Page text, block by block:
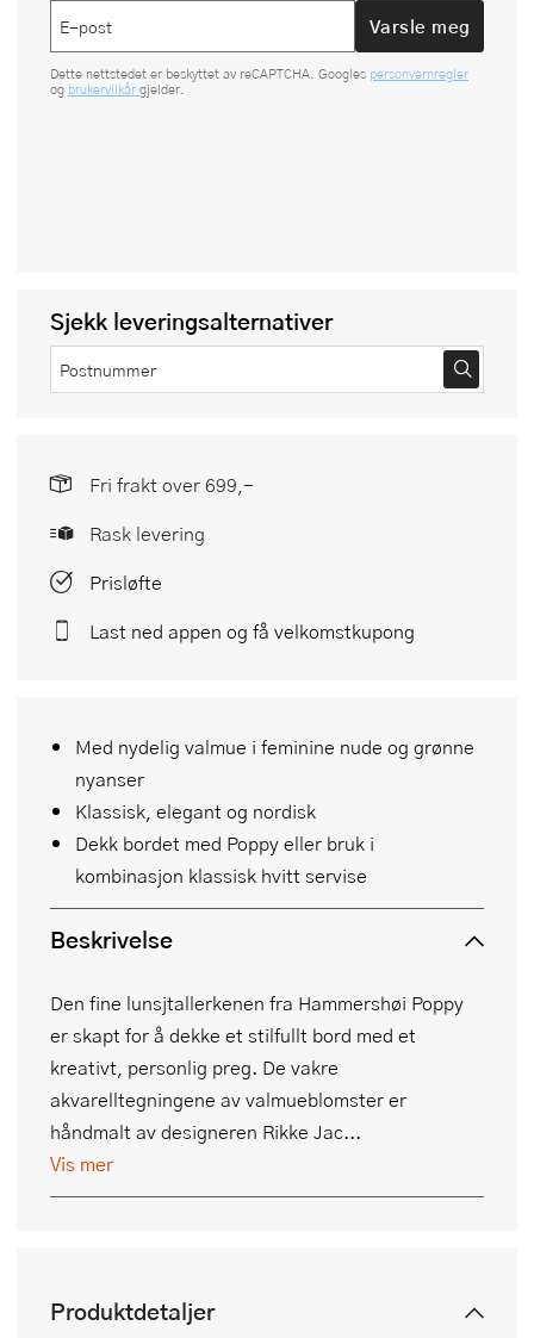
Varsle meg
Dette nettstedet er beskyttet av reCAPTCHA. Googles personvernregler
og brukervilkår gjelder.
Med nydelig valmue i feminine nude og grønne
nyanser
Klassisk, elegant og nordisk
Dekk bordet med Poppy eller bruk i
kombinasjon klassisk hvitt servise
Beskrivelse
Den fine lunsjtallerkenen fra Hammershøi Poppy
er skapt for å dekke et stilfullt bord med et
kreativt, personlig preg. De vakre
akvarelltegningene av valmueblomster er
håndmalt av designeren Rikke Jac...
Vis mer
Sjekk leveringsalternativer
Fri frakt over 699,-
Rask levering
Prisløfte
Last ned appen og få velkomstkupong
Produktdetaljer